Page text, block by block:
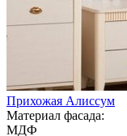
Прихожая Алиссум
Материал фасада:
МДФ